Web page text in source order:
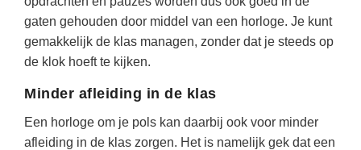
Scheikunde
Sociale vaardigheden
Studievaardigheden
Techniek
Nederlands
Rekenen
Taalvaardigheden
gaten gehouden door middel van een horloge. Je kunt
gemakkelijk de klas managen, zonder dat je steeds op
de klok hoeft te kijken.
Minder afleiding in de klas
Een horloge om je pols kan daarbij ook voor minder
afleiding in de klas zorgen. Het is namelijk gek dat een